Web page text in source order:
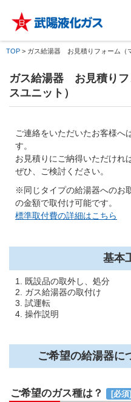
TOP > ガス給湯器 お見積りフォーム（
ガス給湯器 お見積りフ
スユニット）
ご連絡をいただいたお客様へ
す。
お見積りにご納得いただけれ
ぜひ、ご検討ください。
※同じタイプの給湯器へのお
の金額で取付け可能です。
標準取付費の詳細はこちら
基本
1. 既設品の取外し、処分
2. ガス給湯器の取付け
3. 試運転
4. 操作説明
ご希望の給湯器に
ご希望のガス種は？ [必須]